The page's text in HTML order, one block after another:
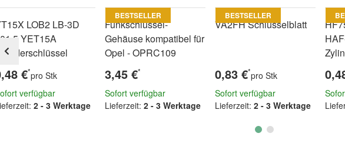
LOB2 LB-3D
YET15A
Zylinderschlüssel
€*pro Stk
verfügbar
2 - 3 Werktage
BESTSELLER
Funkschlüssel-
Gehäuse kompatibel für
Opel - OPRC109
3,45 €*
Sofort verfügbar
Lieferzeit: 2 - 3 Werktage
BESTSELLER
VA2FH Schlüsselblatt
0,83 €*pro Stk
Sofort verfügbar
Lieferzeit: 2 - 3 Werktage